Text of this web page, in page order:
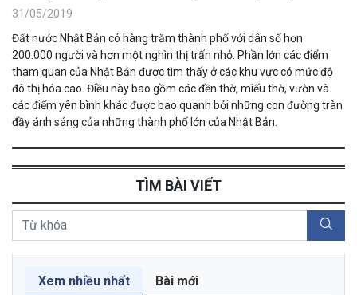
31/05/2019
Đất nước Nhật Bản có hàng trăm thành phố với dân số hơn
200.000 người và hơn một nghìn thị trấn nhỏ. Phần lớn các điểm
tham quan của Nhật Bản được tìm thấy ở các khu vực có mức độ
đô thị hóa cao. Điều này bao gồm các đền thờ, miếu thờ, vườn và
các điểm yên bình khác được bao quanh bởi những con đường tràn
đầy ánh sáng của những thành phố lớn của Nhật Bản.
TÌM BÀI VIẾT
Xem nhiều nhất Bài mới